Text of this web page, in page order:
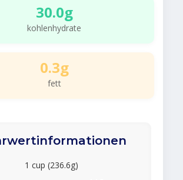
30.0g
kohlenhydrate
0.3g
fett
1 cup (236.6g)